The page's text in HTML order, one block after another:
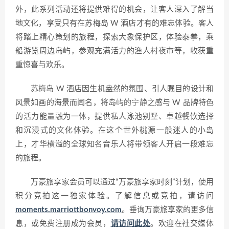
外，此系列活动还将提供难得的机会，让客人深入了解当
地文化，享受只有在苏梅岛 W 酒店才有的难忘体验。客人
将踏上精心策划的旅程，探索大象保护区，体验泰拳，乘
船游览周边岛屿，参观充满活力的渔人村夜市等，收获重
重惊喜与欢乐。
苏梅岛 W 酒店因生机盎然的氛围、引人瞩目的设计和
风景如画的海景而闻名，将岛屿的宁静之感与 W 品牌特色
的活力能量融为一体，提供私人泳池别墅、卓越餐饮选择
和沉浸式的文化体验。在这个世外桃源一般迷人的小岛
上，才华横溢的全球知名音乐人将带领客人开启一段难忘
的旅程。
万豪旅享家会员可以通过“万豪旅享家时刻”计划，使用
积分竞拍这一独家体验。了解信息或竞拍，请访问
moments.marriottbonvoy.com。垂询万豪旅享家的更多信
息，或免费注册成为会员， 请访问此处。欢迎在社交媒体